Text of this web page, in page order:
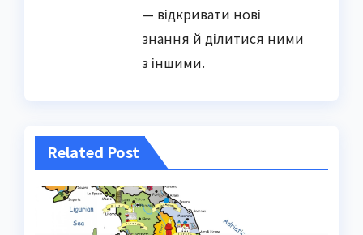
— відкривати нові
знання й ділитися ними
з іншими.
Related Post